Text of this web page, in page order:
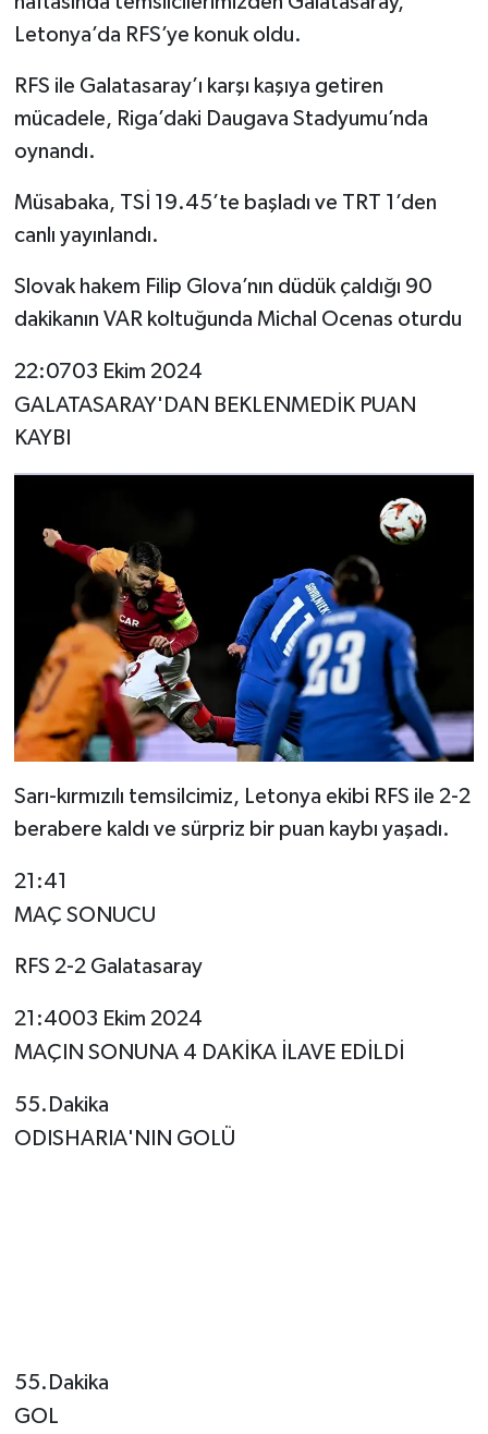
Letonya’da RFS’ye konuk oldu.
RFS ile Galatasaray’ı karşı kaşıya getiren
mücadele, Riga’daki Daugava Stadyumu’nda
oynandı.
Müsabaka, TSİ 19.45’te başladı ve TRT 1’den
canlı yayınlandı.
Slovak hakem Filip Glova’nın düdük çaldığı 90
dakikanın VAR koltuğunda Michal Ocenas oturdu
22:0703 Ekim 2024
GALATASARAY'DAN BEKLENMEDİK PUAN
KAYBI
Sarı-kırmızılı temsilcimiz, Letonya ekibi RFS ile 2-2
berabere kaldı ve sürpriz bir puan kaybı yaşadı.
21:41
MAÇ SONUCU
RFS 2-2 Galatasaray
21:4003 Ekim 2024
MAÇIN SONUNA 4 DAKİKA İLAVE EDİLDİ
55.Dakika
ODISHARIA'NIN GOLÜ
55.Dakika
GOL